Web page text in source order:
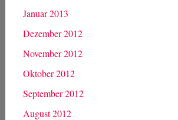
Januar 2013
Dezember 2012
November 2012
Oktober 2012
September 2012
August 2012